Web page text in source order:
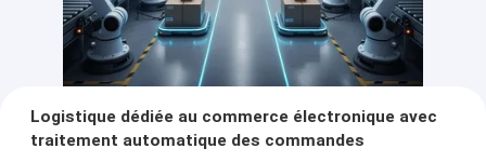
Logistique dédiée au commerce électronique avec
traitement automatique des commandes